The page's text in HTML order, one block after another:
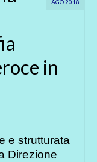
AGO 2018
in
e strutturata
Direzione